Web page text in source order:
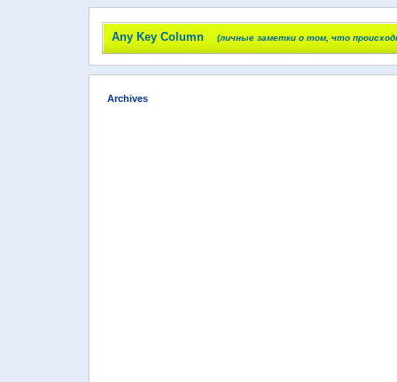
Any Key Column (личные заметки о том, что
Archives